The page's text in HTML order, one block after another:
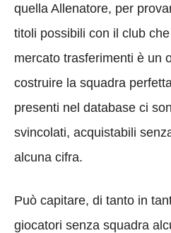
quella Allenatore, per
titoli possibili con il club
mercato trasferimenti è un
costruire la squadra
presenti nel database ci
svincolati, acquistabili
alcuna cifra.
Può capitare, di tanto in
giocatori senza squadra